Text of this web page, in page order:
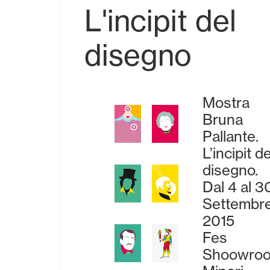
L'incipit del
disegno
Mostra
Bruna
Pallante.
L’incipit
disegno.
Dal 4 al
2015
Fes